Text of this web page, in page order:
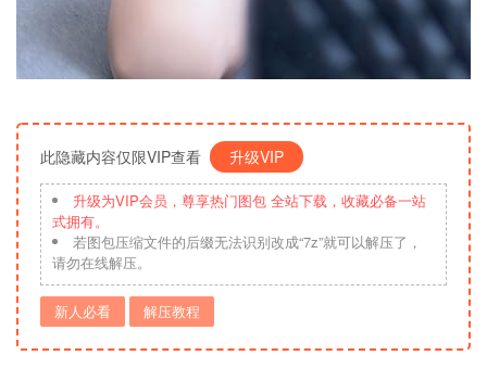
此隐藏内容仅限VIP查看 升级VIP
升级为VIP会员，尊享热门图包 全站下载，收藏必备一站
式拥有。
若图包压缩文件的后缀无法识别改成“7z”就可以解压了，
请勿在线解压。
新人必看 解压教程